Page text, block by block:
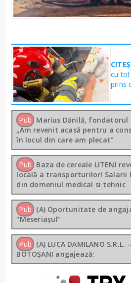
cu tot
prins
Pub Marius Dănilă, fondatorul
„Am revenit acasă pentru a
în locul din care am plecat”
Pub Baza de cereale LITENI
locală a transporturilor! Salarii
din domeniul medical si tehnic
Pub (A) Oportunitate de
"Meseriașul"
Pub (A) LUCA DAMILANO S.R.L.
BOTOȘANI angajează: